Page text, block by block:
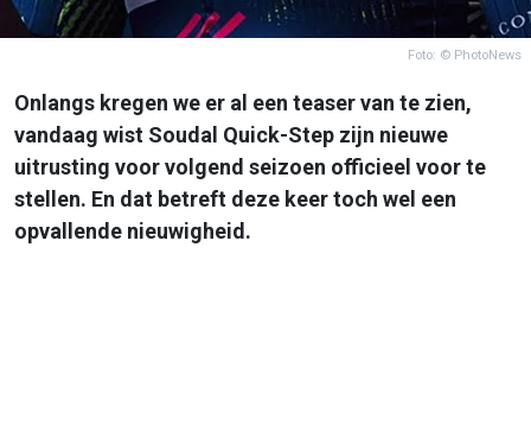
Foto: © PhotoNews
Onlangs kregen we er al een teaser van te zien,
vandaag wist Soudal Quick-Step zijn nieuwe
uitrusting voor volgend seizoen officieel voor te
stellen. En dat betreft deze keer toch wel een
opvallende nieuwigheid.